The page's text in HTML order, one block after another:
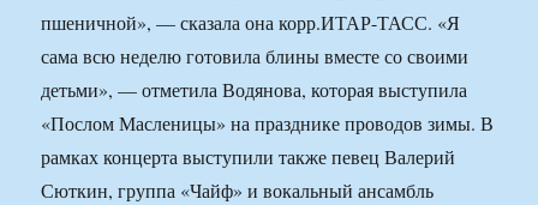
пшеничной», — сказала она корр.ИТАР-ТАСС. «Я
сама всю неделю готовила блины вместе со своими
детьми», — отметила Водянова, которая выступила
«Послом Масленицы» на празднике проводов зимы. В
рамках концерта выступили также певец Валерий
Сюткин, группа «Чайф» и вокальный ансамбль